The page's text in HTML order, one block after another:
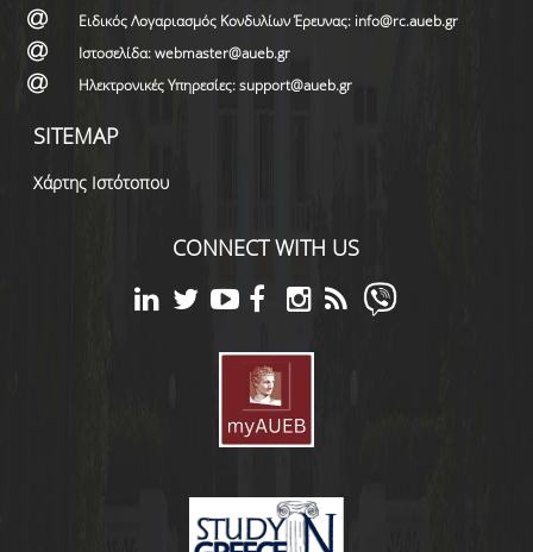
Ειδικός Λογαριασμός Κονδυλίων Έρευνας: info@rc.aueb.gr
Ιστοσελίδα: webmaster@aueb.gr
Ηλεκτρονικές Υπηρεσίες: support@aueb.gr
SITEMAP
Χάρτης Ιστότοπου
CONNECT WITH US